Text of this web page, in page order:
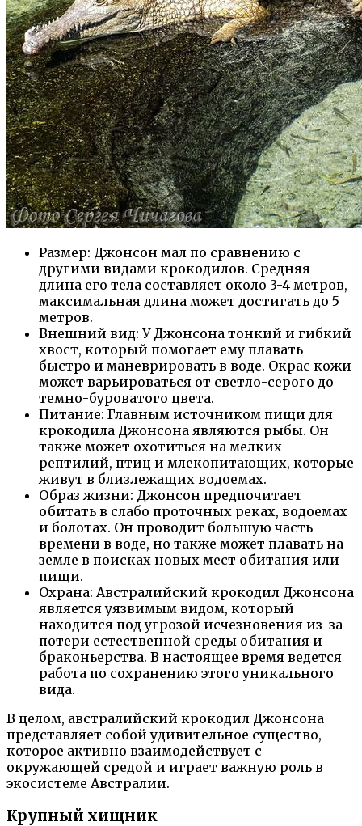
Размер: Джонсон мал по сравнению с
другими видами крокодилов. Средняя
длина его тела составляет около 3-4 метров,
максимальная длина может достигать до 5
метров.
Внешний вид: У Джонсона тонкий и гибкий
хвост, который помогает ему плавать
быстро и маневрировать в воде. Окрас кожи
может варьироваться от светло-серого до
темно-буроватого цвета.
Питание: Главным источником пищи для
крокодила Джонсона являются рыбы. Он
также может охотиться на мелких
рептилий, птиц и млекопитающих, которые
живут в близлежащих водоемах.
Образ жизни: Джонсон предпочитает
обитать в слабо проточных реках, водоемах
и болотах. Он проводит большую часть
времени в воде, но также может плавать на
земле в поисках новых мест обитания или
пищи.
Охрана: Австралийский крокодил Джонсона
является уязвимым видом, который
находится под угрозой исчезновения из-за
потери естественной среды обитания и
браконьерства. В настоящее время ведется
работа по сохранению этого уникального
вида.
В целом, австралийский крокодил Джонсона
представляет собой удивительное существо,
которое активно взаимодействует с
окружающей средой и играет важную роль в
экосистеме Австралии.
Крупный хищник